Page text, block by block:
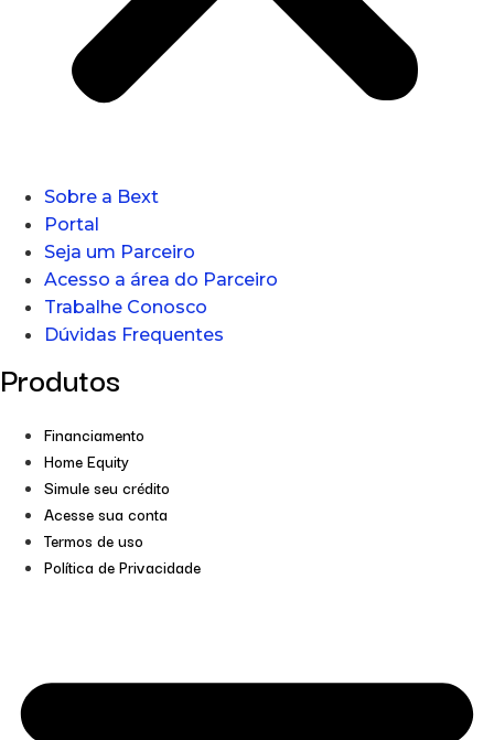
Sobre a Bext
Portal
Seja um Parceiro
Acesso a área do Parceiro
Trabalhe Conosco
Dúvidas Frequentes
Produtos
Financiamento
Home Equity
Simule seu crédito
Acesse sua conta
Termos de uso
Política de Privacidade